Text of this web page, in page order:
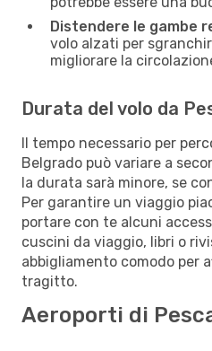
Distendere le gambe
volo alzati per
migliorare la
Durata del volo da
Il tempo necessario per
Belgrado può variare a
la durata sarà minore, se
Per garantire un viaggio
portare con te alcuni
cuscini da viaggio, libri o
abbigliamento comodo per
tragitto.
Aeroporti di